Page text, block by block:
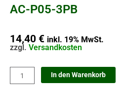
AC-P05-3PB
14,40 € inkl. 19% MwSt.
zzgl. Versandkosten
P05-
In den Warenkorb